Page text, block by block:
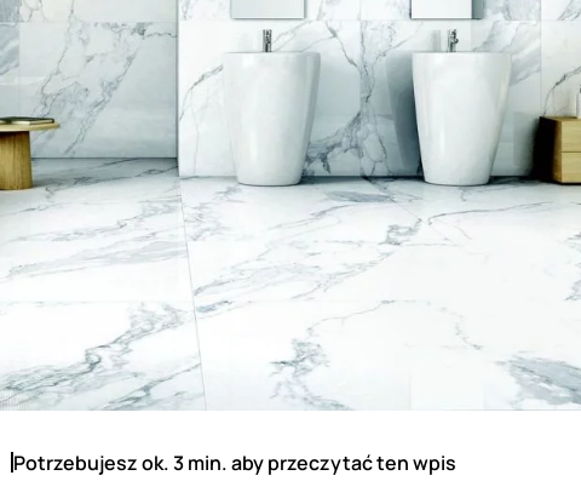
Potrzebujesz ok. 3 min. aby przeczytać ten wpis